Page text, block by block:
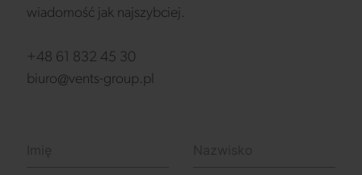
wiadomość jak najszybciej.
+48 61 832 45 30
biuro@vents-group.pl